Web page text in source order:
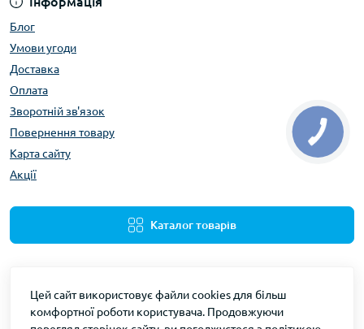
Блог
Умови угоди
Доставка
Оплата
Зворотній зв'язок
Повернення товару
Карта сайту
Акції
Каталог товарів
Цей сайт використовує файли cookies для більш
комфортної роботи користувача. Продовжуючи